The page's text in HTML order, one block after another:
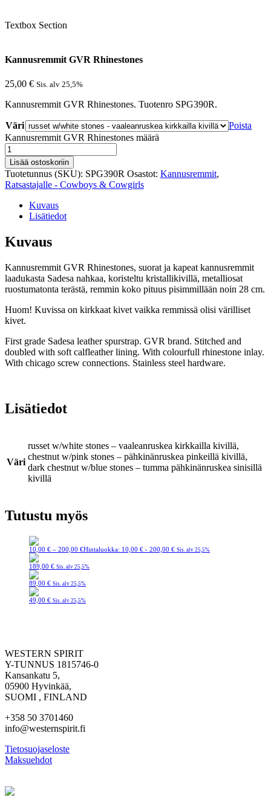
Textbox Section
Kannusremmit GVR Rhinestones
25,00 € Sis. alv 25,5%
Kannusremmit GVR Rhinestones. Tuotenro SPG390R.
Väri
Poista
Kannusremmit GVR Rhinestones määrä
Lisää ostoskoriin
Tuotetunnus (SKU): SPG390R Osastot: Kannusremmit,
Ratsastajalle - Cowboys & Cowgirls
Kuvaus
Lisätiedot
Kuvaus
Kannusremmit GVR Rhinestones, suorat ja kapeat kannusremmit
laadukasta Sadesa nahkaa, koristeltu kristallikivillä, metalliosat
ruostumatonta terästä, remmin koko pituus pisimmillään noin 28 cm.
Huom! Kuvissa on kirkkaat kivet vaikka remmissä olisi värilliset
kivet.
First grade Sadesa leather spurstrap. GVR brand. Stitched and
doubled with soft calfleather lining. With colourfull rhinestone inlay.
With chicago screw connections. Stainless steel hardware.
Lisätiedot
Väri
russet w/white stones – vaaleanruskea kirkkailla kivillä,
chestnut w/pink stones – pähkinänruskea pinkeillä kivillä,
dark chestnut w/blue stones – tumma pähkinänruskea sinisillä
kivillä
Tutustu myös
10,00 € – 200,00 €Hintaluokka: 10,00 € - 200,00 € Sis. alv 25,5%
189,00 € Sis. alv 25,5%
89,00 € Sis. alv 25,5%
49,00 € Sis. alv 25,5%
WESTERN SPIRIT
Y-TUNNUS 1815746-0
Kansankatu 5,
05900 Hyvinkää,
SUOMI , FINLAND
+358 50 3701460
info@westernspirit.fi
Tietosuojaseloste
Maksuehdot